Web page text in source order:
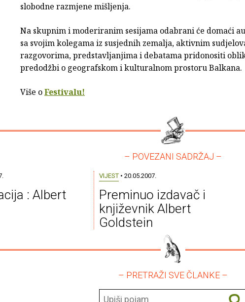
slobodne razmjene mišljenja.
Na skupnim i moderiranim sesijama odabrani će domaći
sa svojim kolegama iz susjednih zemalja, aktivnim
razgovorima, predstavljanjima i debatama pridonositi
predodžbi o geografskom i kulturalnom prostoru Balkana.
Više oFestivalu!
– POVEZANI SADRŽAJ –
: Albert
VIJEST• 20.05.2007.
Preminuo izdavač i
književnik Albert
Goldstein
– PRETRAŽI SVE ČLANKE –